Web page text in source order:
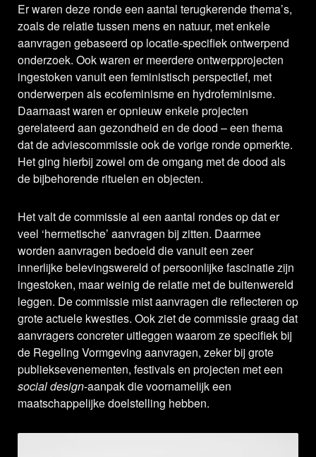
Er waren deze ronde een aantal terugkerende thema’s,
zoals de relatie tussen mens en natuur, met enkele
aanvragen gebaseerd op locatie-specifiek ontwerpend
onderzoek. Ook waren er meerdere ontwerpprojecten
ingestoken vanuit een feministisch perspectief, met
onderwerpen als ecofeminisme en hydrofeminisme.
Daarnaast waren er opnieuw enkele projecten
gerelateerd aan gezondheid en de dood – een thema
dat de adviescommissie ook de vorige ronde opmerkte.
Het ging hierbij zowel om de omgang met de dood als
de bijbehorende rituelen en objecten.
Het valt de commissie al een aantal rondes op dat er
veel ‘hermetische’ aanvragen bij zitten. Daarmee
worden aanvragen bedoeld die vanuit een zeer
innerlijke belevingswereld of persoonlijke fascinatie zijn
ingestoken, maar weinig de relatie met de buitenwereld
leggen. De commissie mist aanvragen die reflecteren op
grote actuele kwesties. Ook ziet de commissie graag dat
aanvragers concreter uitleggen waarom ze specifiek bij
de Regeling Vormgeving aanvragen, zeker bij grote
publieksevenementen, festivals en projecten met een
social design-aanpak die voornamelijk een
maatschappelijke doelstelling hebben.